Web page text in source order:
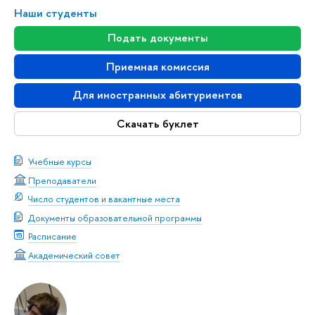
Наши студенты
Подать документы
Приемная комиссия
Для иностранных абитуриентов
Скачать буклет
Учебные курсы
Преподаватели
Число студентов и вакантные места
Документы образовательной программы
Расписание
Академический совет